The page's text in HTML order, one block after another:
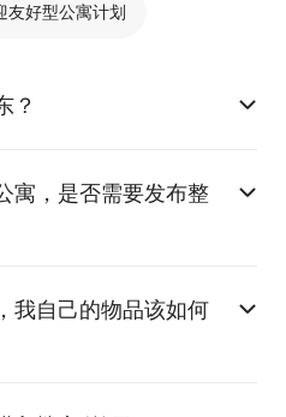
友好型公寓计划
？
寓，是否需要发布整
我自己的物品该如何